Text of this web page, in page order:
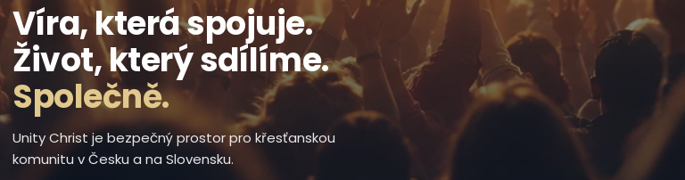
Víra, která spojuje.
Život, který sdílíme.
Společně.
Unity Christ je bezpečný prostor pro křesťanskou
komunitu v Česku a na Slovensku.